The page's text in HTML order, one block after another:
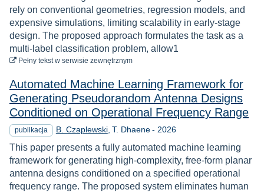
rely on conventional geometries, regression models, and
expensive simulations, limiting scalability in early-stage
design. The proposed approach formulates the task as a
multi-label classification problem, allow1
Pełny tekstdo pobrania
w serwisie zewnętrznym
Automated Machine Learning Framework for
Generating Pseudorandom Antenna Designs
Conditioned on Operational Frequency Range
publikacja B. Czaplewski T. Dhaene - Rok
2026
This paper presents a fully automated machine learning
framework for generating high-complexity, free-form planar
antenna designs conditioned on a specified operational
frequency range. The proposed system eliminates human